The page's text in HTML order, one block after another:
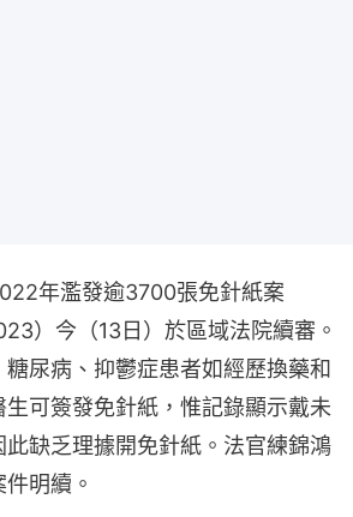
年濫發逾3700張免針紙案
）今（13日）於區域法院續審。
尿病、抑鬱症患者如經歷換藥和
可簽發免針紙，惟記錄顯示戴未
缺乏理據開免針紙。法官練錦鴻
明續。